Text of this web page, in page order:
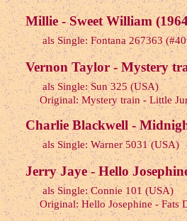
Millie - Sweet William
als Single: Fontana 267363
Vernon Taylor - Mystery
als Single: Sun 325 (USA)
Original: Mystery train - Little
Charlie Blackwell -
als Single: Warner 5031 (USA)
Jerry Jaye - Hello
als Single: Connie 101 (USA)
Original: Hello Josephine - Fats